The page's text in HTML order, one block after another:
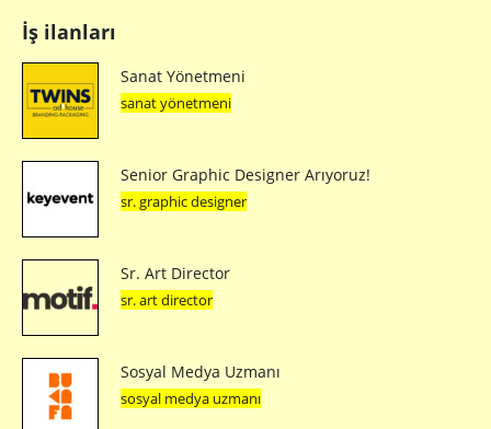
İş ilanları
Sanat Yönetmeni
sanat yönetmeni
Senior Graphic Designer Arıyoruz!
sr. graphic designer
Sr. Art Director
sr. art director
Sosyal Medya Uzmanı
sosyal medya uzmanı